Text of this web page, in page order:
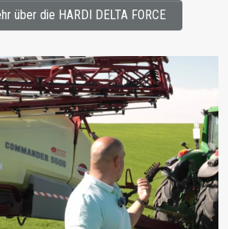
über die HARDI DELTA FORCE